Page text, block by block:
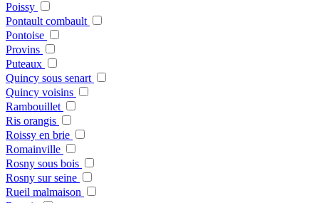
Poissy
Pontault combault
Pontoise
Provins
Puteaux
Quincy sous senart
Quincy voisins
Rambouillet
Ris orangis
Roissy en brie
Romainville
Rosny sous bois
Rosny sur seine
Rueil malmaison